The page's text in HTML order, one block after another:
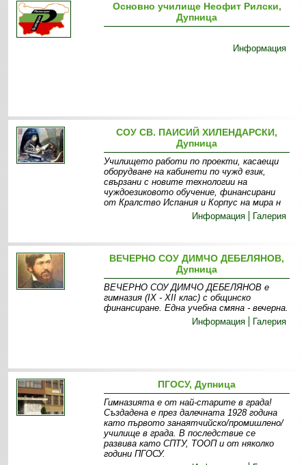
Основно училище Неофит Рилски,
Дупница
Информация
СОУ СВ. ПАИСИЙ ХИЛЕНДАРСКИ,
Дупница
Училището работи по проекти, касаещи
оборудване на кабинети по чужд език,
свързани с новите технологии на
чуждоезиковото обучение, финансирани
от Кралство Испания и Корпус на мира н
Информация
Галерия
ВЕЧЕРНО СОУ ДИМЧО ДЕБЕЛЯНОВ,
Дупница
ВЕЧЕРНО СОУ ДИМЧО ДЕБЕЛЯНОВ е
гимназия (ІХ - ХІІ клас) с общинско
финансиране. Една учебна смяна - вечерна.
Информация
Галерия
ПГОСУ, Дупница
Гимназията е от най-старите в града!
Създадена е през далечната 1928 година
като първото занаятчийско/промишлено/
училище в града. В последствие се
развива като СПТУ, ТООП и от няколко
години ПГОСУ.